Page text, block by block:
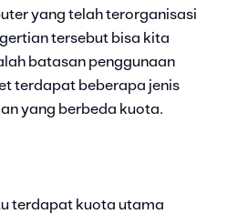
yang telah terorganisasi
tersebut bisa kita
batasan penggunaan
terdapat beberapa jenis
yang berbeda kuota.
terdapat kuota utama